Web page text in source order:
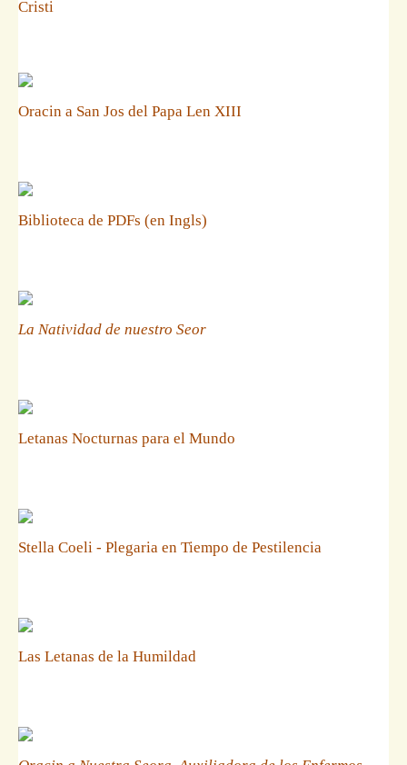
Cristi
Oracin a San Jos del Papa Len XIII
Biblioteca de PDFs (en Ingls)
La Natividad de nuestro Seor
Letanas Nocturnas para el Mundo
Stella Coeli - Plegaria en Tiempo de Pestilencia
Las Letanas de la Humildad